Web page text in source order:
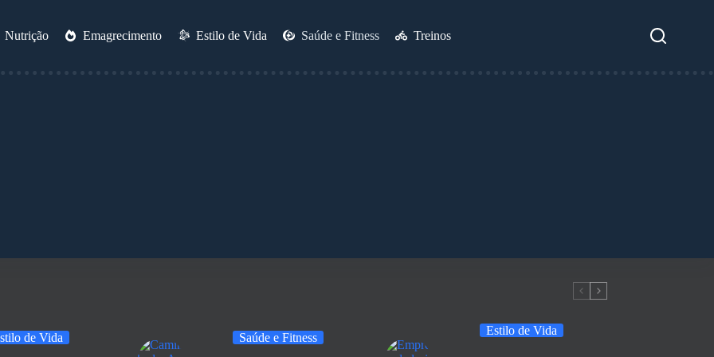
Nutrição Emagrecimento Estilo de Vida Saúde e Fitness Treinos
de Vida Saúde e Fitness
Estilo de Vida